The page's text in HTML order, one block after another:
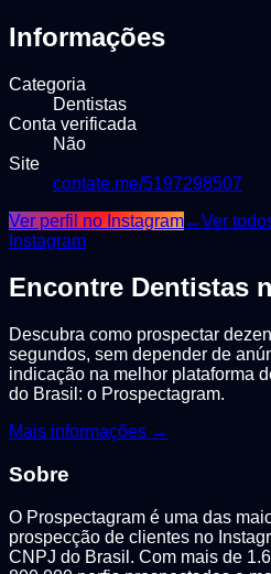
Informações
Categoria
Dentistas
Conta verificada
Não
Site
contate.me/5197298507
Ver perfil no Instagram←Ver
Instagram
Encontre Dentistas
Descubra como prospectar
segundos, sem depender de
indicação na melhor plataforma
do Brasil: o Prospectagram.
Mais informações →
Sobre
O Prospectagram é uma das
prospecção de clientes no
CNPJ do Brasil. Com mais de